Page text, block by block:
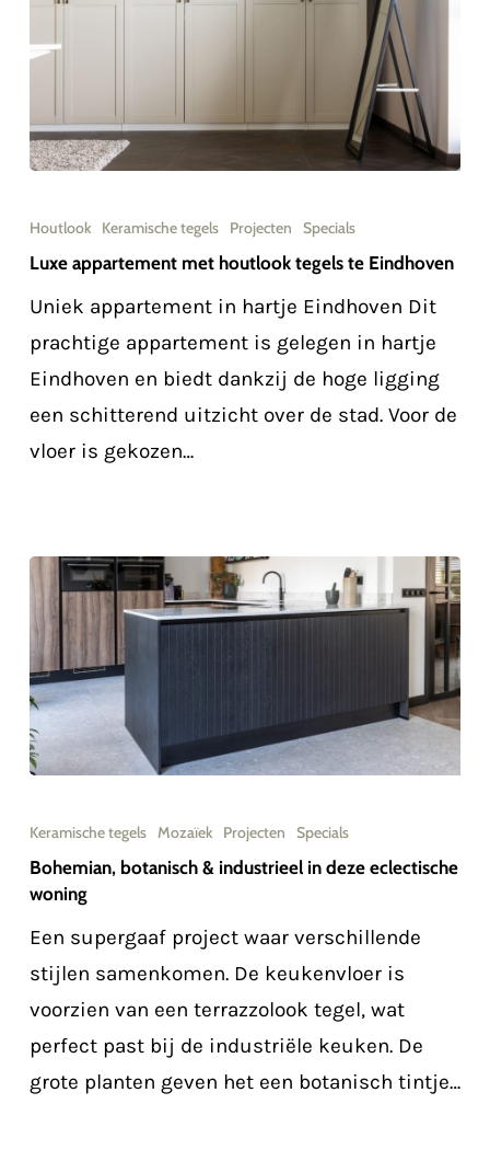
appartement
met
houtlook
tegels
te
Eindhoven
Houtlook Keramische tegels Projecten Specials
Luxe appartement met houtlook tegels te Eindhoven
Uniek appartement in hartje Eindhoven Dit
prachtige appartement is gelegen in hartje
Eindhoven en biedt dankzij de hoge ligging
een schitterend uitzicht over de stad. Voor de
vloer is gekozen…
botanisch
&
industrieel
in
deze
eclectische
woning
Keramische tegels Mozaïek Projecten Specials
Bohemian, botanisch & industrieel in deze eclectische
woning
Een supergaaf project waar verschillende
stijlen samenkomen. De keukenvloer is
voorzien van een terrazzolook tegel, wat
perfect past bij de industriële keuken. De
grote planten geven het een botanisch tintje…